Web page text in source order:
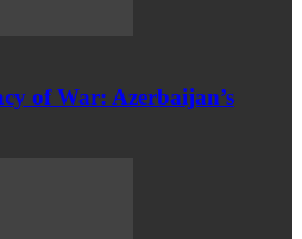
of War: Azerbaijan’s